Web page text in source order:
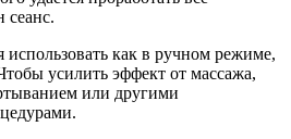
сеанс.
использовать как в ручном режиме,
усилить эффект от массажа,
или другими